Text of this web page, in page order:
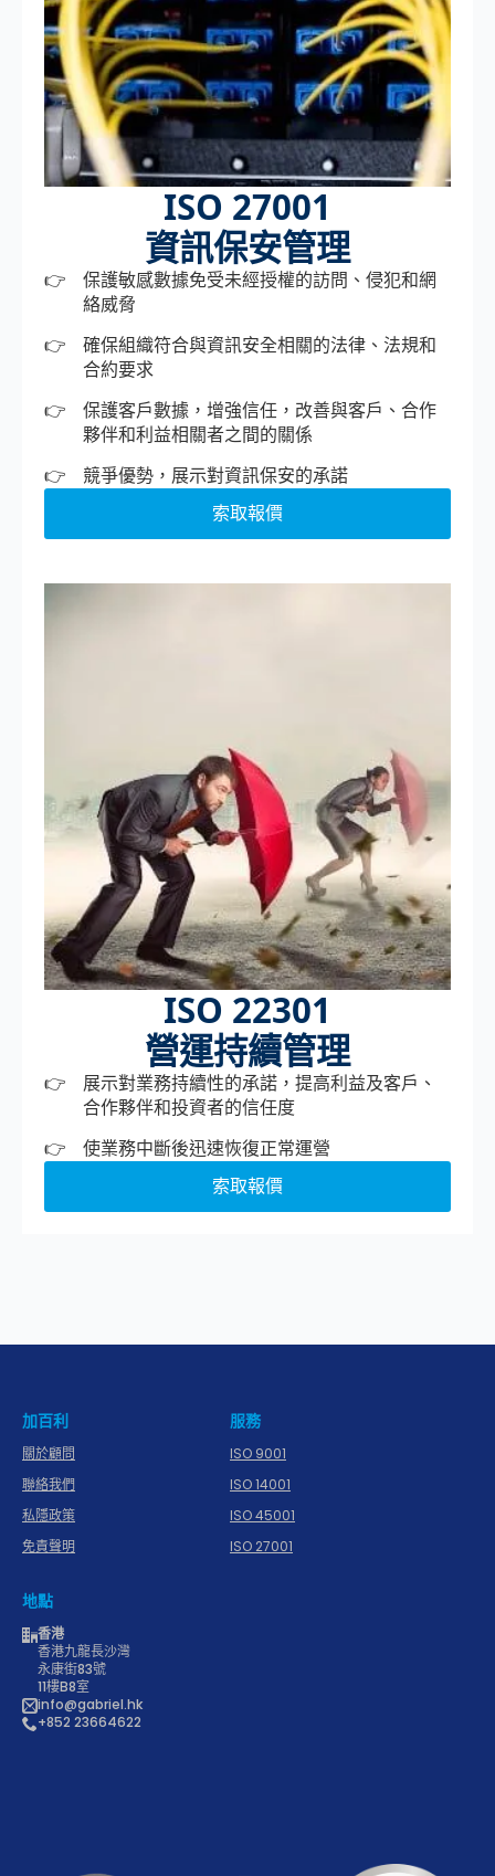
ISO 27001
資訊保安管理
保護敏感數據免受未經授權的訪問、侵犯和網
絡威脅
確保組織符合與資訊安全相關的法律、法規和
合約要求
保護客戶數據，增強信任，改善與客戶、合作
夥伴和利益相關者之間的關係
競爭優勢，展示對資訊保安的承諾
索取報價
ISO 22301
營運持續管理
展示對業務持續性的承諾，提高利益及客戶、
合作夥伴和投資者的信任度
使業務中斷後迅速恢復正常運營
索取報價
加百利
關於顧問
聯絡我們
私隱政策
免責聲明
服務
ISO 9001
ISO 14001
ISO 45001
ISO 27001
地點
香港
香港九龍長沙灣
永康街83號
11樓B8室
info@gabriel.hk
+852 23664622